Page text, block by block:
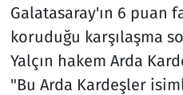
Galatasaray'ın 6 puan
koruduğu karşılaşma
Yalçın hakem Arda
"Bu Arda Kardeşler